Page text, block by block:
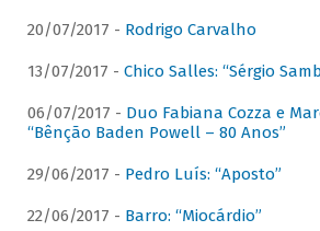
20/07/2017 - Rodrigo Carvalho
13/07/2017 - Chico Salles: “Sérgio
06/07/2017 - Duo Fabiana Cozza e
“Bênção Baden Powell – 80 Anos”
29/06/2017 - Pedro Luís: “Aposto”
22/06/2017 - Barro: “Miocárdio”